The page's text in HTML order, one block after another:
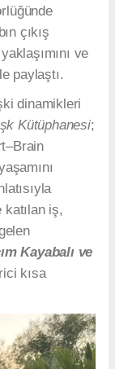
çıkış
ve
paylaştı.
dinamikleri
Kütüphanesi;
iş,
Kayabalı ve
kısa